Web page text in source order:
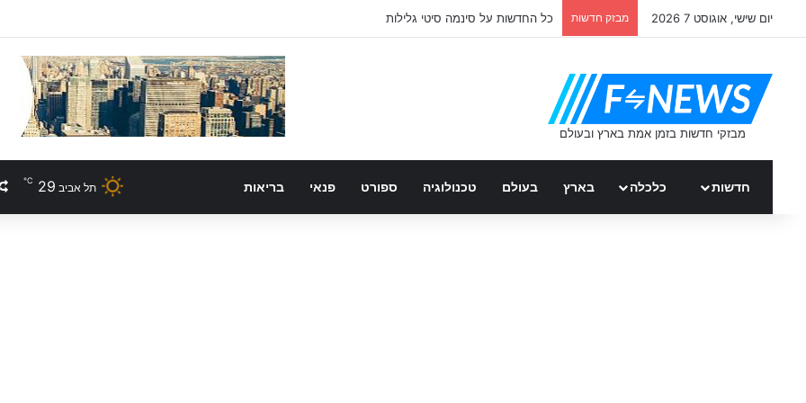
יום שישי, אוגוסט 7 2026 מבזק חדשות כל החדשות על סינמה סיטי גלילות
חדשות כלכלה בארץ בעולם טכנולוגיה ספורט פנאי בריאות תל אביב 29
℃